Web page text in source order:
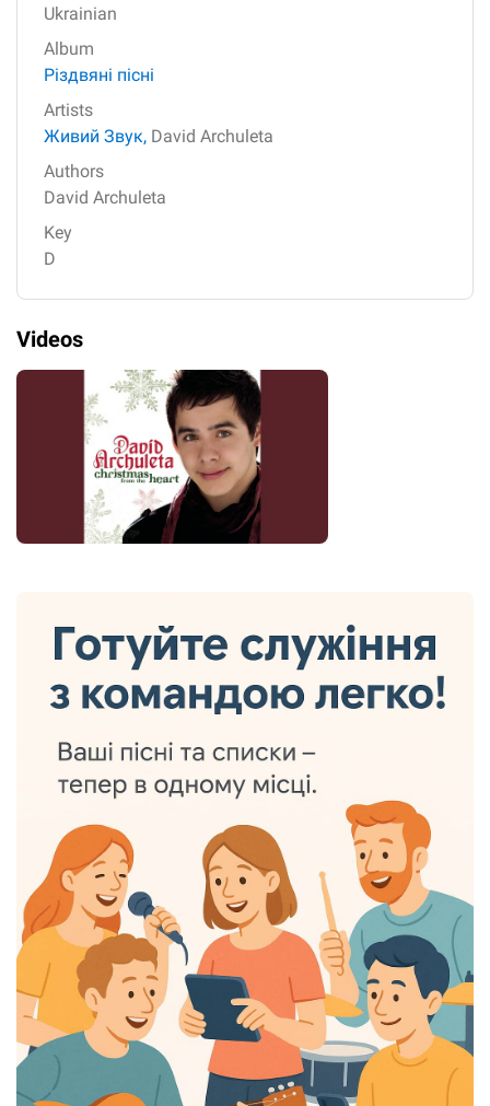
Ukrainian
Album
Різдвяні пісні
Artists
Живий Звук, David Archuleta
Authors
David Archuleta
Key
D
Videos